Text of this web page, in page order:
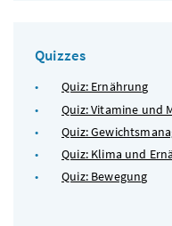
Quizzes
Quiz: Ernährung
Quiz: Vitamine und
Quiz:
Quiz: Klima und
Quiz: Bewegung